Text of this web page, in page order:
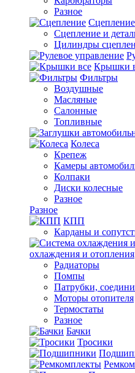
Разное
Сцепление
Сцепление и
Цилиндры
Крышки
Фильтры
Воздушные
Масляные
Салонные
Топливные
Колеса
Крепеж
Камеры
Колпаки
Диски колесные
Разное
Разное
КПП
Карданы и
охлаждения и отопления
Радиаторы
Помпы
Патрубки,
Моторы отопителя
Термостаты
Разное
Бачки
Тросики